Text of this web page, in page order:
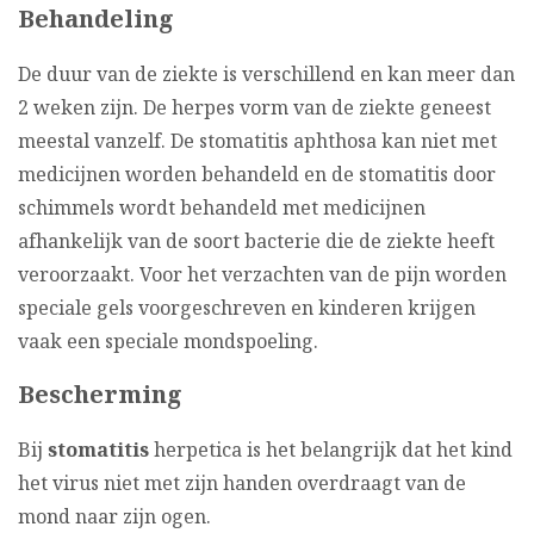
Behandeling
De duur van de ziekte is verschillend en kan meer dan
2 weken zijn. De herpes vorm van de ziekte geneest
meestal vanzelf. De stomatitis aphthosa kan niet met
medicijnen worden behandeld en de stomatitis door
schimmels wordt behandeld met medicijnen
afhankelijk van de soort bacterie die de ziekte heeft
veroorzaakt. Voor het verzachten van de pijn worden
speciale gels voorgeschreven en kinderen krijgen
vaak een speciale mondspoeling.
Bescherming
Bij stomatitisherpetica is het belangrijk dat het kind
het virus niet met zijn handen overdraagt van de
mond naar zijn ogen.